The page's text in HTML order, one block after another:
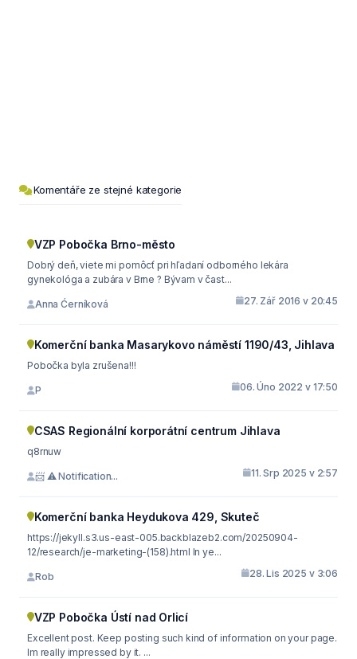
Komentáře ze stejné kategorie
VZP Pobočka Brno-město
Dobrý deň, viete mi pomôcť pri hľadaní odborného lekára
gynekológa a zubára v Brne ? Bývam v čast...
Anna Ćerníková 27. Zář 2016 v 20:45
Komerční banka Masarykovo náměstí 1190/43, Jihlava
Pobočka byla zrušena!!!
P 06. Úno 2022 v 17:50
CSAS Regionální korporátní centrum Jihlava
q8rnuw
📨 ⚠️ Notification... 11. Srp 2025 v 2:57
Komerční banka Heydukova 429, Skuteč
https://jekyll.s3.us-east-005.backblazeb2.com/20250904-
12/research/je-marketing-(158).html In ye...
Rob 28. Lis 2025 v 3:06
VZP Pobočka Ústí nad Orlicí
Excellent post. Keep posting such kind of information on your page.
Im really impressed by it. ...